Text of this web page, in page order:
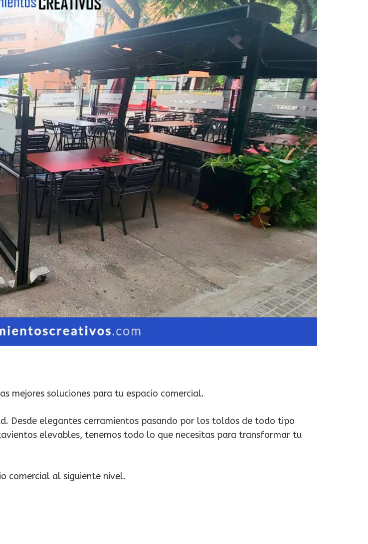
mejores soluciones para tu espacio comercial.
Desde elegantes cerramientos pasando por los toldos de todo tipo
elevables, tenemos todo lo que necesitas para transformar tu
comercial al siguiente nivel.